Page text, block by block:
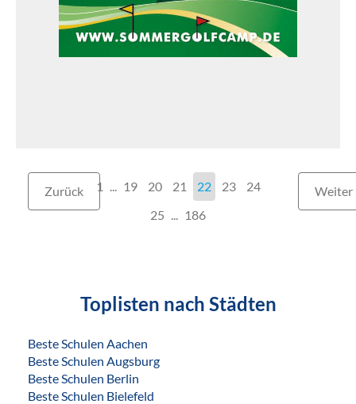
Zurück 1 ... 19 20 21 22 23
24
25
186
Weiter
Toplisten nach Städten
Beste Schulen Aachen
Beste Schulen Augsburg
Beste Schulen Berlin
Beste Schulen Bielefeld